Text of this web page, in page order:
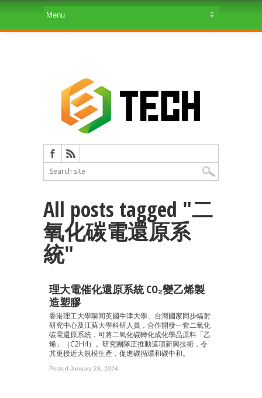
All posts tagged "二
氧化碳電還原系
統"
理大電催化還原系統 CO₂變乙烯製
造塑膠
香港理工大學聯同英國牛津大學、台灣國家同步輻射
研究中心及江蘇大學科研人員，合作開發一套二氧化
碳電還原系統，可將二氧化碳轉化成化學品原料「乙
烯」（C2H4）。研究團隊正推動這項新興技術，令
其更接近大規模生產，促進碳循環和碳中和。
Posted January 23, 2024